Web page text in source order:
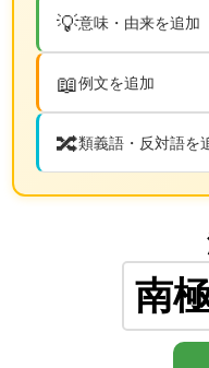
💡意味・由来を追加
📖例文を追加
🔀類義語・反対語を